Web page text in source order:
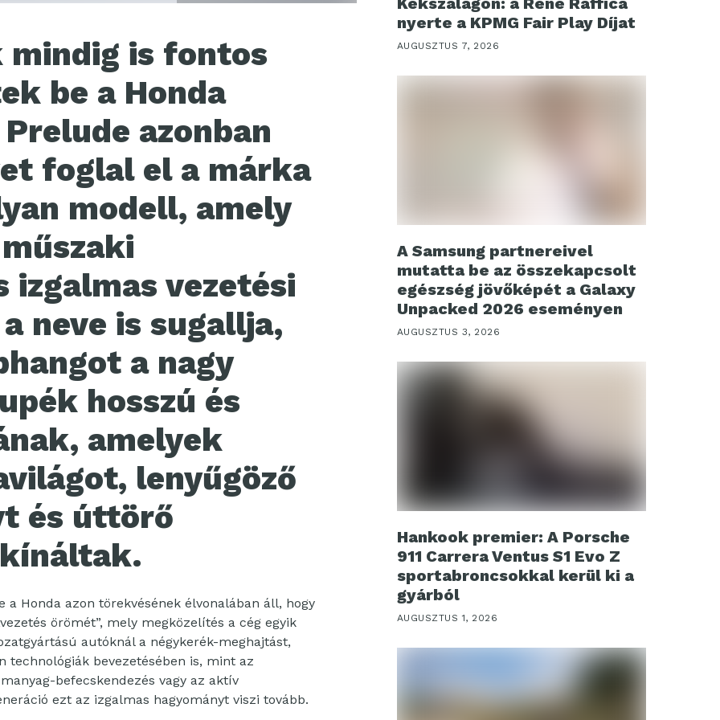
mindig is fontos
be a Honda
azonban
foglal el a márka
modell, amely
izgalmas vezetési
neve is sugallja,
a nagy
hosszú és
amelyek
lenyűgöző
és úttörő
Honda azon törekvésének élvonalában áll, hogy
örömét”, mely megközelítés a cég egyik
autóknál a négykerék-meghajtást,
bevezetésében is, mint az
befecskendezés vagy az aktív
ezt az izgalmas hagyományt viszi tovább.
nyerte a KPMG Fair Play Díjat
AUGUSZTUS 7, 2026
A Samsung partnereivel
mutatta be az összekapcsolt
egészség jövőképét a Galaxy
Unpacked 2026 eseményen
AUGUSZTUS 3, 2026
Hankook premier: A Porsche
911 Carrera Ventus S1 Evo Z
sportabroncsokkal kerül ki a
gyárból
AUGUSZTUS 1, 2026